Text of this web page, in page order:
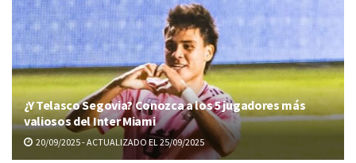
¿Y Telasco Segovia? Conozca a los 5 jugadores más
valiosos del Inter Miami
20/09/2025 - ACTUALIZADO EL 25/09/2025